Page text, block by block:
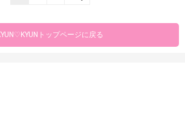
トップページに戻る